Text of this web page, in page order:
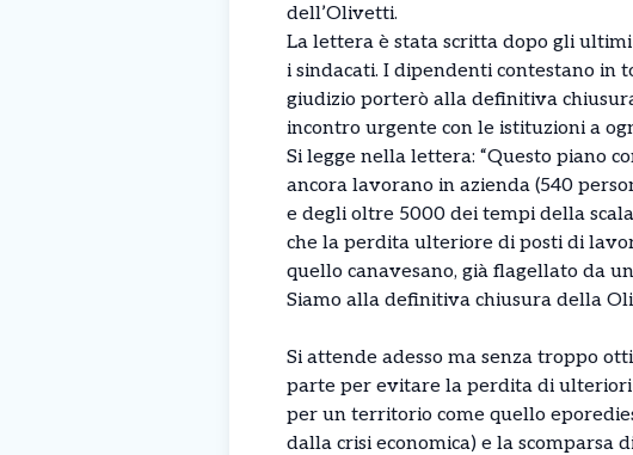
dell’Olivetti.
La lettera è stata scritta dopo gli
i sindacati. I dipendenti contestano in
giudizio porterò alla definitiva
incontro urgente con le istituzioni a
Si legge nella lettera: “Questo piano
ancora lavorano in azienda (540
e degli oltre 5000 dei tempi della
che la perdita ulteriore di posti di
quello canavesano, già flagellato da
Siamo alla definitiva chiusura della
Si attende adesso ma senza troppo
parte per evitare la perdita di
per un territorio come quello
dalla crisi economica) e la scomparsa